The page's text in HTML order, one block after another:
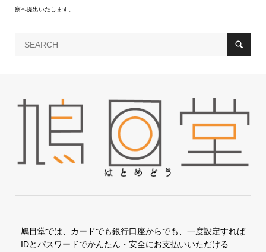
察へ提出いたします。
鳩目堂では、カードでも銀行口座からでも、一度設定すれば
IDとパスワードでかんたん・安全にお支払いいただける